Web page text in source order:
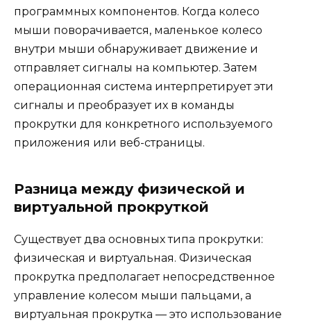
программных компонентов. Когда колесо
мыши поворачивается, маленькое колесо
внутри мыши обнаруживает движение и
отправляет сигналы на компьютер. Затем
операционная система интерпретирует эти
сигналы и преобразует их в команды
прокрутки для конкретного используемого
приложения или веб-страницы.
Разница между физической и
виртуальной прокруткой
Существует два основных типа прокрутки:
физическая и виртуальная. Физическая
прокрутка предполагает непосредственное
управление колесом мыши пальцами, а
виртуальная прокрутка — это использование